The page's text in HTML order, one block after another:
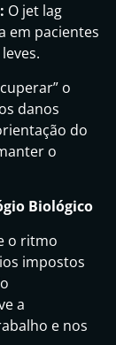
O jet lag
em pacientes
o
danos
do
o
Biológico
o ritmo
impostos
a
e nos